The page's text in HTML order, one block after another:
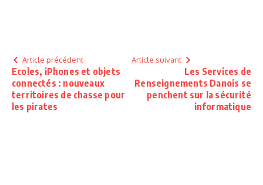
Article précédent
Ecoles, iPhones et objets
connectés : nouveaux
territoires de chasse pour
les pirates
Article suivant
Les Services de
Renseignements Danois se
penchent sur la sécurité
informatique